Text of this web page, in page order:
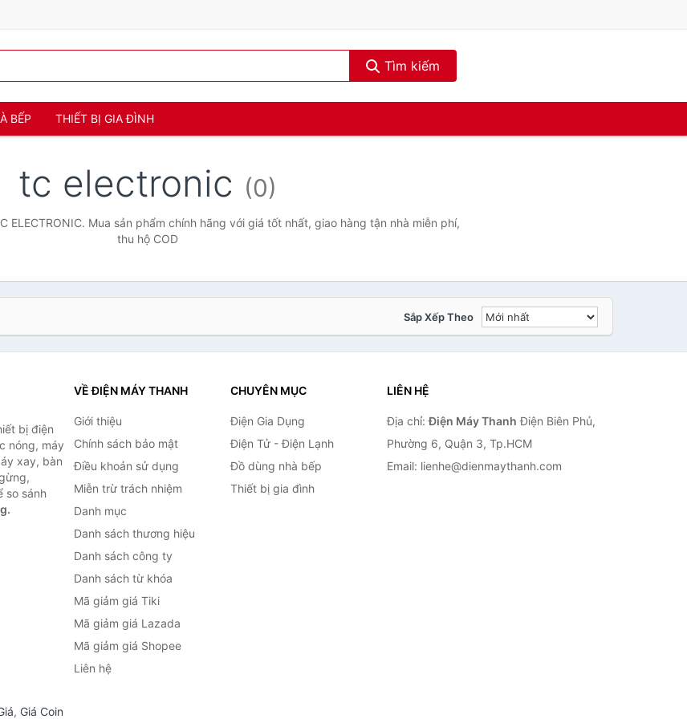
Tìm kiếm
BẾP THIẾT BỊ GIA ĐÌNH
tc electronic (0)
ELECTRONIC. Mua sản phẩm chính hãng với giá tốt nhất, giao hàng tận nhà miễn phí,
thu hộ COD
Sắp Xếp Theo
bị điện
nóng, máy
xay, bàn
so sánh
VỀ ĐIỆN MÁY THANH
Giới thiệu
Chính sách bảo mật
Điều khoản sử dụng
Miễn trừ trách nhiệm
Danh mục
Danh sách thương hiệu
Danh sách công ty
Danh sách từ khóa
Mã giảm giá Tiki
Mã giảm giá Lazada
Mã giảm giá Shopee
Liên hệ
CHUYÊN MỤC
Điện Gia Dụng
Điện Tử - Điện Lạnh
Đồ dùng nhà bếp
Thiết bị gia đình
LIÊN HỆ
Địa chỉ:Điện Máy Thanh Điện Biên Phủ,
Phường 6, Quận 3, Tp.HCM
Email: lienhe@dienmaythanh.com
, Giá Coin